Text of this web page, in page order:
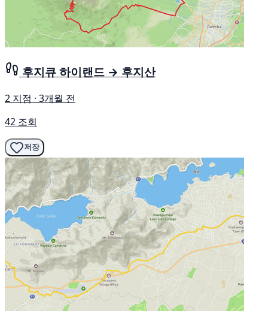
후지큐 하이랜드 → 후지산
2 지점 · 3개월 전
42 조회
저장